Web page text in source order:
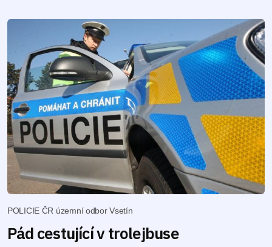
POLICIE ČR územní odbor Vsetín
Pád cestující v trolejbuse